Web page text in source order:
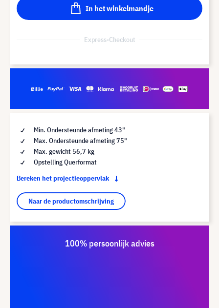
In het winkelmandje
Express-Checkout
Min. Ondersteunde afmeting 43"
Max. Ondersteunde afmeting 75"
Max. gewicht 56,7 kg
Opstelling Querformat
Bereken het projectieoppervlak
Naar de productomschrijving
100% persoonlijk advies